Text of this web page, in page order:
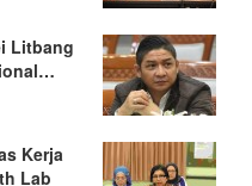
Litbang
Kerja
Lab